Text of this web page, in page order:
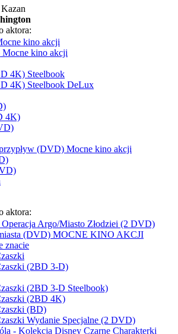
aktora:
kino akcji
kino akcji
4K) Steelbook
4K) Steelbook DeLux
4K)
(DVD) Mocne kino akcji
aktora:
Argo/Miasto Złodziei (2 DVD)
(DVD) MOCNE KINO AKCJI
znacie
(2BD 3-D)
(2BD 3-D Steelbook)
(2BD 4K)
(BD)
Wydanie Specjalne (2 DVD)
- Kolekcja Disney Czarne Charakterki